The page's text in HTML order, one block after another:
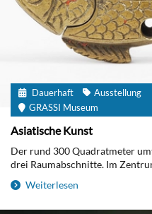
Dauerhaft
Ausstellung
GRASSI Museum
Asiatische Kunst
Der rund 300 Quadratmeter
drei Raumabschnitte. Im
Weiterlesen